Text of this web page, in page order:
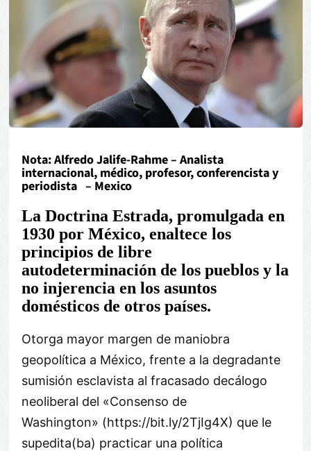
Nota: Alfredo Jalife-Rahme – Analista
internacional, médico, profesor, conferencista y
periodista – Mexico
La Doctrina Estrada, promulgada en
1930 por México, enaltece los
principios de libre
autodeterminación de los pueblos y la
no injerencia en los asuntos
domésticos de otros países.
Otorga mayor margen de maniobra
geopolítica a México, frente a la degradante
sumisión esclavista al fracasado decálogo
neoliberal del «Consenso de
Washington» (https://bit.ly/2TjIg4X) que le
supedita(ba) practicar una política